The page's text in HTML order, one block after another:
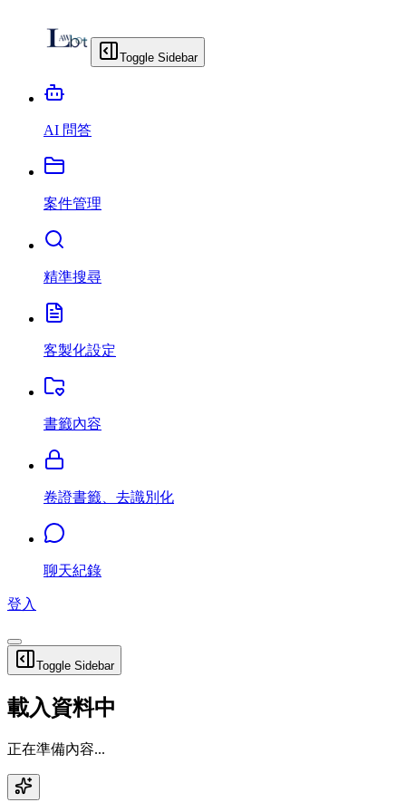
Toggle Sidebar
AI 問答
案件管理
精準搜尋
客製化設定
書籤內容
卷證書籤、去識別化
聊天紀錄
登入
Toggle Sidebar
載入資料中
正在準備內容...